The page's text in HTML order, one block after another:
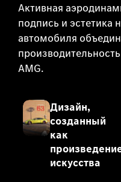
Активная
подпись и эстетика
автомобиля
AMG.
Дизайн,
созданный
как
искусства